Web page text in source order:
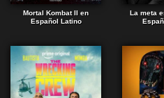
Mortal Kombat II en
Español Latino
La meta